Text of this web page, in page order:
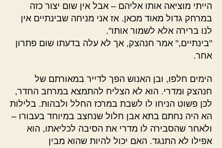
הייתי מוציאה אותו אליהם – אבל אין שום יצור כזה
במרחק גדול מאוד מכאן. אז אני מניחה שבינתיים אין
לנו ברירה אלא לשמור אותו".
"בינתיים," אמר חנהצק, אך לא עלה בדעתו שום פתרון
אחר.
הימים חלפו, ובן האנוש הפך לדייר במאורתם של
חנהצק ומדרי. הוא לא הצליח להתמצא במרחב החדר,
לכן פשוט הניחו לו לשבת במרכז החלל ולבהות. בלילות
הא היה נחתם בתא אבן חלול שנחצב במיוחד בעבורו –
ולאחר שהסבירה לו מדרי את הסיבה לכליאתו, הוא
אפילו לא התנגד. האם יכול להיות שהוא מבין